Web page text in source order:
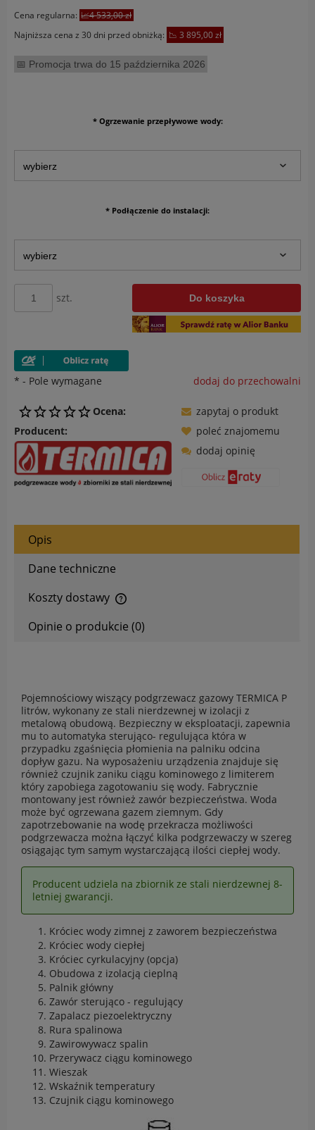
Cena regularna:
4 533,00 zł
Najniższa cena z 30 dni przed obniżką:
3 895,00 zł
Promocja trwa do 15 października 2026
*Ogrzewanie przepływowe wody:
* Podłączenie do instalacji:
szt. Do koszyka
dodaj do przechowalni
* - Pole wymagane
Ocena:
Producent:
zapytaj o produkt
poleć znajomemu
dodaj opinię
Opis
Dane techniczne
Koszty dostawy
Opinie o produkcie (0)
Pojemnościowy wiszący podgrzewacz gazowy TERMICA P
litrów, wykonany ze stali nierdzewnej w izolacji z
metalową obudową. Bezpieczny w eksploatacji, zapewnia
mu to automatyka sterująco- regulująca która w
przypadku zgaśnięcia płomienia na palniku odcina
dopływ gazu. Na wyposażeniu urządzenia znajduje się
również czujnik zaniku ciągu kominowego z limiterem
który zapobiega zagotowaniu się wody. Fabrycznie
montowany jest również zawór bezpieczeństwa. Woda
może być ogrzewana gazem ziemnym. Gdy
zapotrzebowanie na wodę przekracza możliwości
podgrzewacza można łączyć kilka podgrzewaczy w szereg
osiągając tym samym wystarczającą ilości ciepłej wody.
Producent udziela na zbiornik ze stali nierdzewnej 8-
letniej gwarancji.
Króciec wody zimnej z zaworem bezpieczeństwa
Króciec wody ciepłej
Króciec cyrkulacyjny (opcja)
Obudowa z izolacją cieplną
Palnik główny
Zawór sterująco - regulujący
Zapalacz piezoelektryczny
Rura spalinowa
Zawirowywacz spalin
Przerywacz ciągu kominowego
Wieszak
Wskaźnik temperatury
Czujnik ciągu kominowego